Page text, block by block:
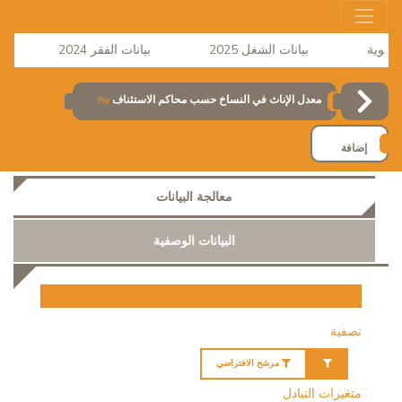
بيانات الشغل 2025 بيانات الفقر 2024
معدل الإناث في النساخ حسب محاكم الاستئناف (%)
إضافة
معالجة البيانات
البيانات الوصفية
تصفية
مرشح الافتراضي
متغيرات التبادل